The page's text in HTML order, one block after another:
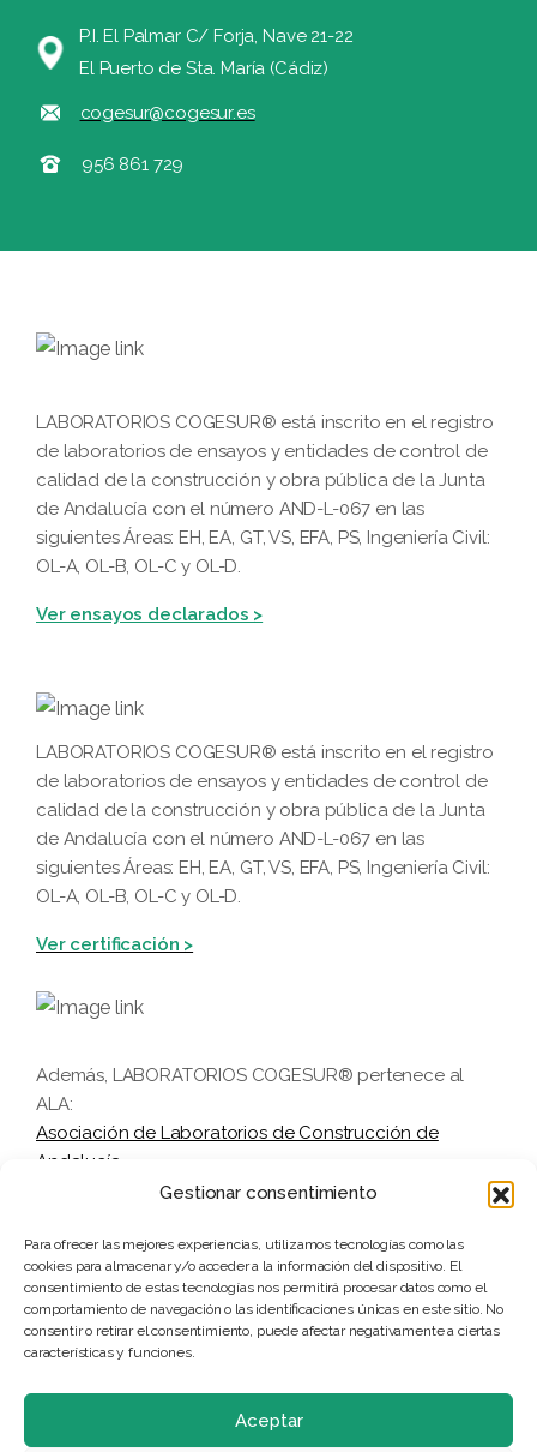
Gestionar consentimiento
Para ofrecer las mejores experiencias, utilizamos tecnologías como las
cookies para almacenar y/o acceder a la información del dispositivo. El
consentimiento de estas tecnologías nos permitirá procesar datos como el
comportamiento de navegación o las identificaciones únicas en este sitio. No
consentir o retirar el consentimiento, puede afectar negativamente a ciertas
características y funciones.
Aceptar
P.I. El Palmar C/ Forja, Nave 21-22
El Puerto de Sta. María (Cádiz)
cogesur@cogesur.es
956 861 729
LABORATORIOS COGESUR® está inscrito en el registro
de laboratorios de ensayos y entidades de control de
calidad de la construcción y obra pública de la Junta
de Andalucía con el número AND-L-067 en las
siguientes Áreas: EH, EA, GT, VS, EFA, PS, Ingeniería Civil:
OL-A, OL-B, OL-C y OL-D.
Ver ensayos declarados >
LABORATORIOS COGESUR® está inscrito en el registro
de laboratorios de ensayos y entidades de control de
calidad de la construcción y obra pública de la Junta
de Andalucía con el número AND-L-067 en las
siguientes Áreas: EH, EA, GT, VS, EFA, PS, Ingeniería Civil:
OL-A, OL-B, OL-C y OL-D.
Ver certificación >
Además, LABORATORIOS COGESUR® pertenece al
ALA:
Asociación de Laboratorios de Construcción de
Andalucía
Legal
Política de calidad de Laboratorios COGESUR
Aviso legal
Declaración de Independencia